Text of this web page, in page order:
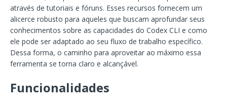
através de tutoriais e fóruns. Esses recursos fornecem um
alicerce robusto para aqueles que buscam aprofundar seus
conhecimentos sobre as capacidades do Codex CLI e como
ele pode ser adaptado ao seu fluxo de trabalho específico.
Dessa forma, o caminho para aproveitar ao máximo essa
ferramenta se torna claro e alcançável.
Funcionalidades